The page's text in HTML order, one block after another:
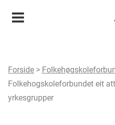
Meny
Forside >
Folkehogskoleforbundet eit
yrkesgrupper